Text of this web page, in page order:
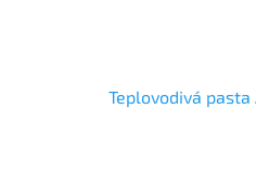
Teplovodivá